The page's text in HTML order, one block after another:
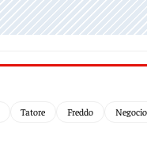
Tatore Freddo